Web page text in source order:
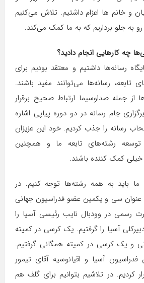
آقایان و خانم ها اعزام داشتیم. تلاش می‌کنیم
به جلو برداریم که به ما کمک می‌کند.
چه کارهایی انجام دادید؟
رسانه‌ها داشتیم و معتقد بودیم برای
رسانه‌ها می‌توانند مفید باشند.
از جمله صداوسیما ارتباط صحیح برقرار
جام رسانه در دو دوره پیاپی اشاره
رسانه را جذب کردیم. خود این عزیزان
توسعه رشته‌های تابعه ما و همچنین
کمک کننده باشند.
ما باید به همه رشته‌ها توجه کنیم. در
سی و یکمین عضو فدراسیون جهانی
رسمی در وودبال نایب رئیسی آسیا را
آسیا را گرفتیم. یک کرسی در کمیته
و یک کرسی در کمیته همگانی گرفتیم.
آسیا و اقیانوسیه آقای تیمور
کردیم. در تلاشیم بتوانیم برای گلف هم